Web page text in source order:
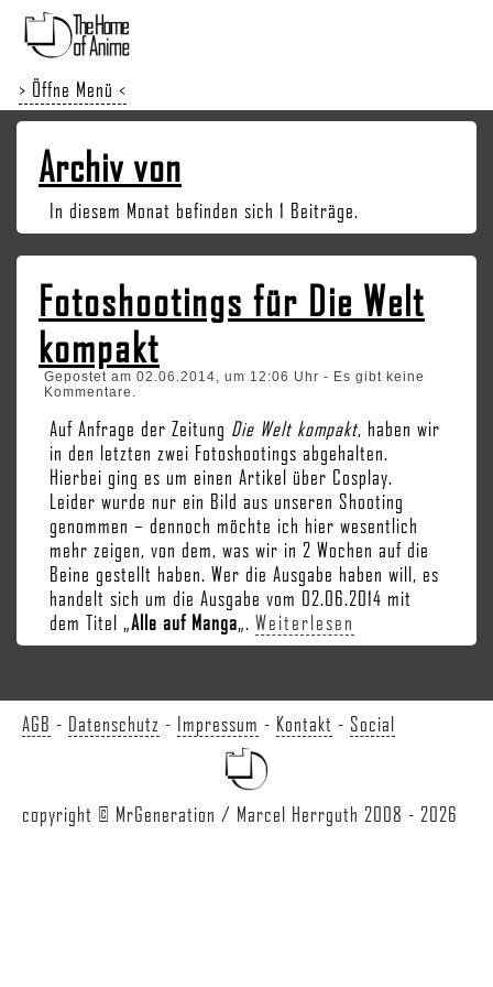
> Öffne Menü <
Archiv von
In diesem Monat befinden sich 1 Beiträge.
Fotoshootings für Die Welt
kompakt
Gepostet am 02.06.2014, um 12:06 Uhr - Es gibt keine
Kommentare.
Auf Anfrage der Zeitung Die Welt kompakt, haben wir
in den letzten zwei Fotoshootings abgehalten.
Hierbei ging es um einen Artikel über Cosplay.
Leider wurde nur ein Bild aus unseren Shooting
genommen – dennoch möchte ich hier wesentlich
mehr zeigen, von dem, was wir in 2 Wochen auf die
Beine gestellt haben. Wer die Ausgabe haben will, es
handelt sich um die Ausgabe vom 02.06.2014 mit
dem Titel „Alle auf Manga„. Weiterlesen
AGB - Datenschutz - Impressum - Kontakt - Social
copyright © MrGeneration / Marcel Herrguth 2008 - 2026